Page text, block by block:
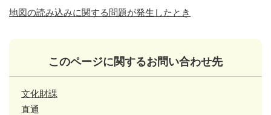
地図の読み込みに関する問題が発生したとき
このページに関するお問い合わせ先
文化財課
直通